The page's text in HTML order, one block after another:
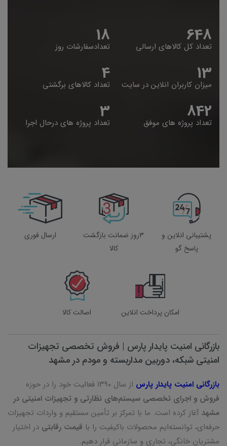
653
تعداد کل کالاهای ارسالی 19
تعدادسفارشات روز
14
میزان کاربران انلاین در سایت 5
تعداد کالاهای برگشتی
848
تعداد پروژه های موفق 4
تعداد پروژه های درحال اجرا
پشتیبانی انلاین و
پاسخ گو
3روز ضمانت بازگشت
کالا
ارسال فوری
امکان پرداخت انلاین اصالت کالا
بازرگانی امنیت پایدار پارس | فروش تخصصی تجهیزات
امنیتی شبکه، دوربین مداربسته و مودم در مشهد
بازرگانی امنیت پایدار پارس از سال ۱۳۹۰ فعالیت خود را در حوزه
فروش و اجرای تخصصی سیستم‌های نظارتی و تجهیزات امنیتی در
مشهد آغاز کرده است. ما با تمرکز بر تأمین مستقیم و واردات تجهیزات
حرفه‌ای، توانسته‌ایم محصولات باکیفیت را با قیمت رقابتی در اختیار
مشتریان خانگی، تجاری و سازمانی قرار دهیم.